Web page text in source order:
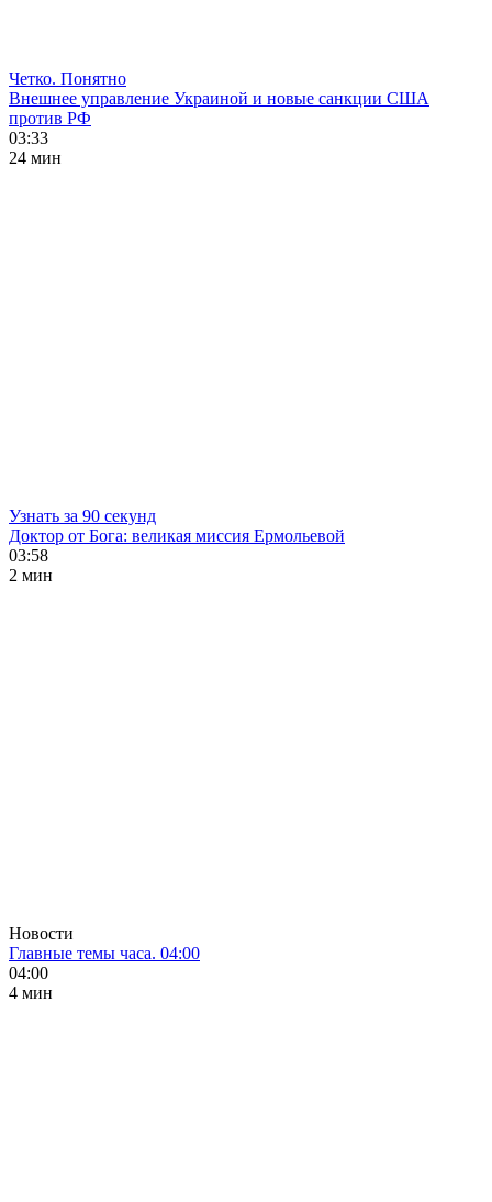
Четко. Понятно
Внешнее управление Украиной и новые санкции США
против РФ
03:33
24 мин
Узнать за 90 секунд
Доктор от Бога: великая миссия Ермольевой
03:58
2 мин
Новости
Главные темы часа. 04:00
04:00
4 мин